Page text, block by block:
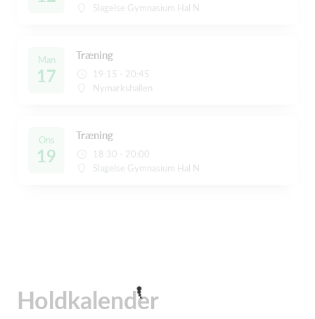
Slagelse Gymnasium Hal N
Man
17
Træning
19:15 - 20:45
Nymarkshallen
Ons
19
Træning
18:30 - 20:00
Slagelse Gymnasium Hal N
Holdkalender